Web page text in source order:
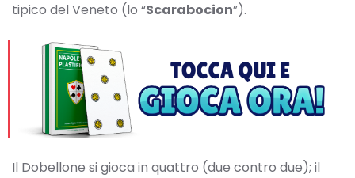
tipico del Veneto (lo “Scarabocion”).
Il Dobellone si gioca in quattro (due contro due); il